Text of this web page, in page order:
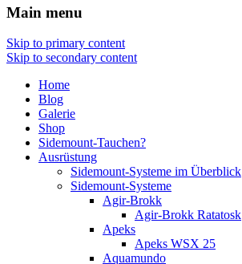
Main menu
Skip to primary content
Skip to secondary content
Home
Blog
Galerie
Shop
Sidemount-Tauchen?
Ausrüstung
Sidemount-Systeme im Überblick
Sidemount-Systeme
Agir-Brokk
Agir-Brokk Ratatosk
Apeks
Apeks WSX 25
Aquamundo